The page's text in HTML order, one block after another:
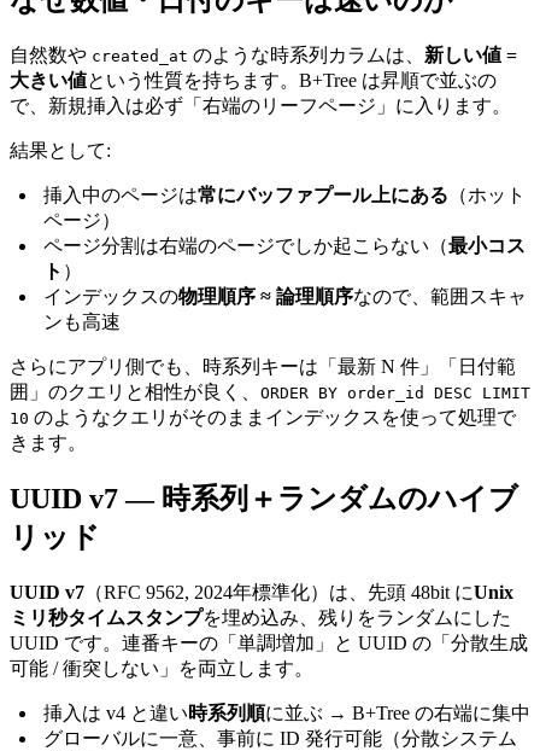
自然数や created_at のような時系列カラムは、 新しい値 =
大きい値という性質を持ちます。B+Tree は昇順で並ぶの
で、新規挿入は必ず「右端のリーフページ」に入ります。
結果として:
挿入中のページは常にバッファプール上にある （ホット
ページ）
ページ分割は右端のページでしか起こらない（最小コス
ト ）
インデックスの物理順序 ≈ 論理順序なので、範囲スキャ
ンも高速
さらにアプリ側でも、時系列キーは「最新 N 件」「日付範
囲」のクエリと相性が良く、 ORDER BY order_id DESC LIMIT
10 のようなクエリがそのままインデックスを使って処理で
きます。
UUID v7 — 時系列＋ランダムのハイブ
リッド
UUID v7 （RFC 9562, 2024年標準化）は、先頭 48bit にUnix
ミリ秒タイムスタンプを埋め込み、残りをランダムにした
UUID です。連番キーの「単調増加」と UUID の「分散生成
可能 / 衝突しない」を両立します。
挿入は v4 と違い時系列順に並ぶ → B+Tree の右端に集中
グローバルに一意、事前に ID 発行可能（分散システム